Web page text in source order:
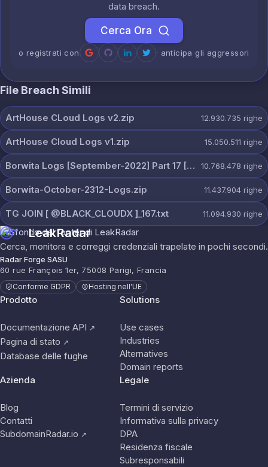
data breach.
Cerca Ora
o registrati con · anticipa gli aggressori
File Breach Simili
ArtHouse CLoud Logs v2.zip 12.930.735 righe
ArtHouse Cloud Logs v1.zip 15.050.511 righe
Borwita Logs [September-2022] Part 17 [2307 Pcs].zip 10.768.478 righe
Borwita-October-2312-Logs.zip 11.437.904 righe
TG JOIN [ @BLACK_CLOUDX ]_167.txt 11.094.930 righe
LeakRadar
Cerca, monitora e correggi credenziali trapelate in pochi secondi.
Radar Forge SASU
60 rue François 1er, 75008 Parigi, Francia
Conforme GDPR Hosting nell'UE
Prodotto
Documentazione API ↗
Pagina di stato ↗
Database delle fughe
Solutions
Use cases
Industries
Alternatives
Domain reports
Azienda
Blog
Contatti
SubdomainRadar.io ↗
Legale
Termini di servizio
Informativa sulla privacy
DPA
Residenza fiscale
Subresponsabili